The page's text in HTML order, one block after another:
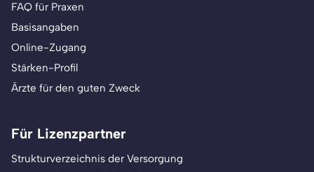
FAQ für Praxen
Basisangaben
Online-Zugang
Stärken-Profil
Ärzte für den guten Zweck
Für Lizenzpartner
Strukturverzeichnis der Versorgung